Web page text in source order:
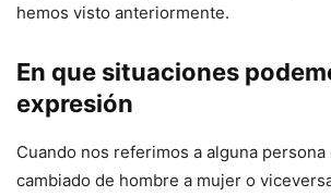
hemos visto anteriormente.
En que situaciones
expresión
Cuando nos referimos a alguna persona
cambiado de hombre a mujer o